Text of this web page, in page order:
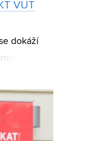
VUT
dokáží
projektu